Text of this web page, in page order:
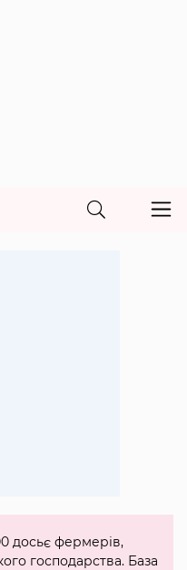
досьє фермерів,
господарства. База